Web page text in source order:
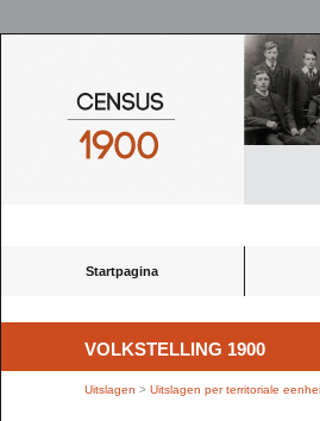
Startpagina
VOLKSTELLING 1900
Uitslagen > Uitslagen per territoriale